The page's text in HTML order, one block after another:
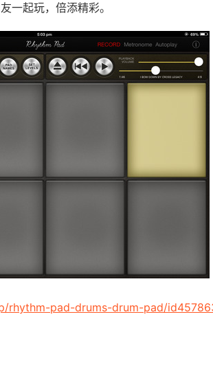
一起玩，倍添精彩。
rhythm-pad-drums-drum-pad/